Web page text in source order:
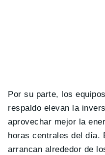
Por su parte, los
respaldo elevan la
aprovechar mejor la
horas centrales del día.
arrancan alrededor de